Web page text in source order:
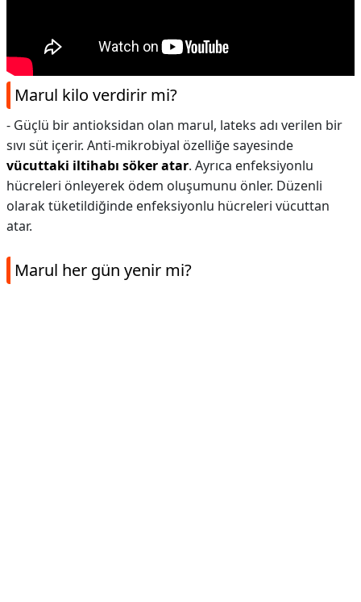
Marul kilo verdirir mi?
- Güçlü bir antioksidan olan marul, lateks adı verilen bir
sıvı süt içerir. Anti-mikrobiyal özelliğe sayesinde
vücuttaki iltihabı söker atar. Ayrıca enfeksiyonlu
hücreleri önleyerek ödem oluşumunu önler. Düzenli
olarak tüketildiğinde enfeksiyonlu hücreleri vücuttan
atar.
Marul her gün yenir mi?